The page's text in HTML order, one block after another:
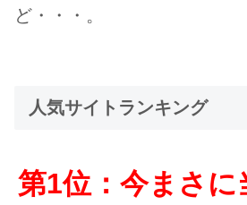
ど・・・。
人気サイトランキング
第1位：今まさに